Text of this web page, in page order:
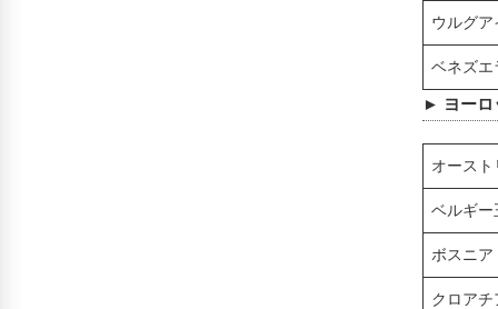
ウルグア
ベネズエ
► ヨーロ
オースト
ベルギー
ボスニア
クロアチ